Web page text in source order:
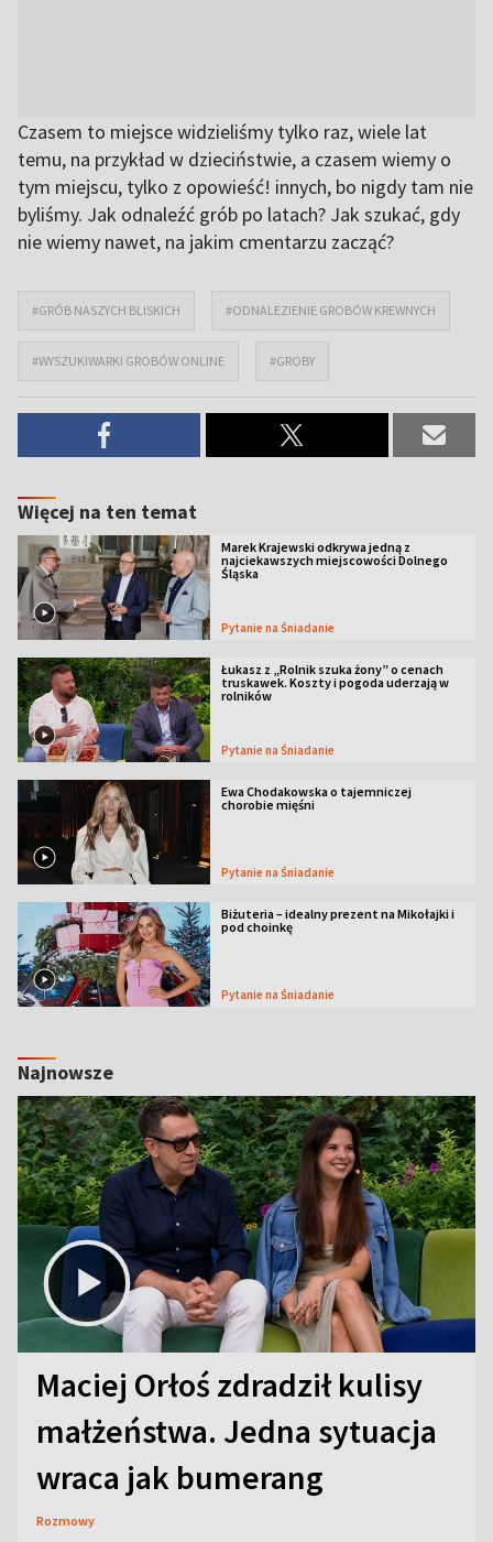
Czasem to miejsce widzieliśmy tylko raz, wiele lat
temu, na przykład w dzieciństwie, a czasem wiemy o
tym miejscu, tylko z opowieść! innych, bo nigdy tam nie
byliśmy. Jak odnaleźć grób po latach? Jak szukać, gdy
nie wiemy nawet, na jakim cmentarzu zacząć?
#GRÓB NASZYCH BLISKICH #ODNALEZIENIE GROBÓW KREWNYCH
#WYSZUKIWARKI GROBÓW ONLINE #GROBY
Więcej na ten temat
Marek Krajewski odkrywa jedną z
najciekawszych miejscowości Dolnego
Śląska
Pytanie na Śniadanie
Łukasz z „Rolnik szuka żony” o cenach
truskawek. Koszty i pogoda uderzają w
rolników
Pytanie na Śniadanie
Ewa Chodakowska o tajemniczej
chorobie mięśni
Pytanie na Śniadanie
Biżuteria – idealny prezent na Mikołajki i
pod choinkę
Pytanie na Śniadanie
Najnowsze
Maciej Orłoś zdradził kulisy
małżeństwa. Jedna sytuacja
wraca jak bumerang
Rozmowy